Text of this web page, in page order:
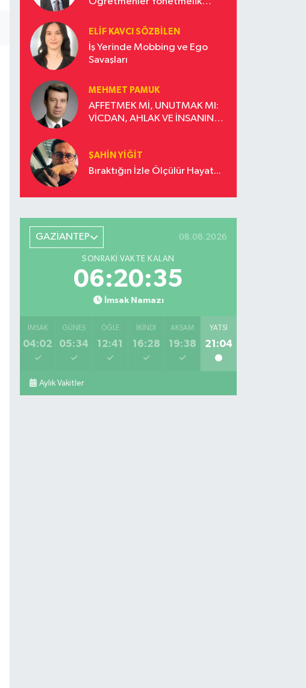
ELIF KAVCI SÖZBILEN
İş Yerinde Mobbing ve Ego
Savaşları
MEHMET PAMUK
AFFETMEK Mİ, UNUTMAK MI:
VİCDAN, AHLAK VE İNSANIN
ŞAHIN YIĞIT
Bıraktığın İzle Ölçülür Hayat...
GAZİANTEP 08.08.2026
SONRAKI VAKTE KALAN
06:20:34
İmsak Namazı
İMSAK
04:02
GÜNEŞ
05:34
ÖĞLE
12:41
İKINDI
16:28
AKŞAM
19:38
YATSI
21:04
Aylık Vakitler